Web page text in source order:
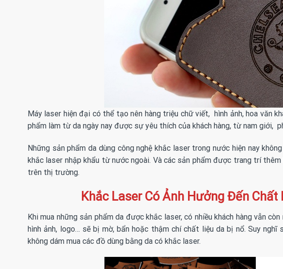
Máy laser hiện đại có thể tạo nên hàng triệu chữ viết, hình ảnh, hoa văn
phẩm làm từ da ngày nay được sự yêu thích của khách hàng, từ nam giới,
Những sản phẩm da dùng công nghệ khắc laser trong nước hiện nay
khắc laser nhập khẩu từ nước ngoài. Và các sản phẩm được trang trí
trên thị trường.
Khắc Laser Có Ảnh Hưởng Đến
Khi mua những sản phẩm da được khắc laser, có nhiều khách hàng vẫn
hình ảnh, logo… sẽ bị mờ, bẩn hoặc thậm chí chất liệu da bị nổ. Suy
không dám mua các đồ dùng bằng da có khắc laser.